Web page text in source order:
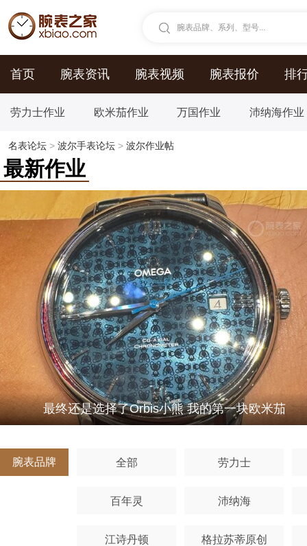
腕表品牌、系列、型号...
首页 腕表资讯 腕表视频 腕表报价 排
劳力士作业 欧米茄作业 万国作业 沛纳海作业
名表论坛 > 波尔手表论坛 > 波尔作业帖
最新作业
最终还是选择了Orbis小熊 我的第一块欧米茄
腕表品牌 全部 劳力士
百年灵 沛纳海
江诗丹顿 格拉苏蒂原创